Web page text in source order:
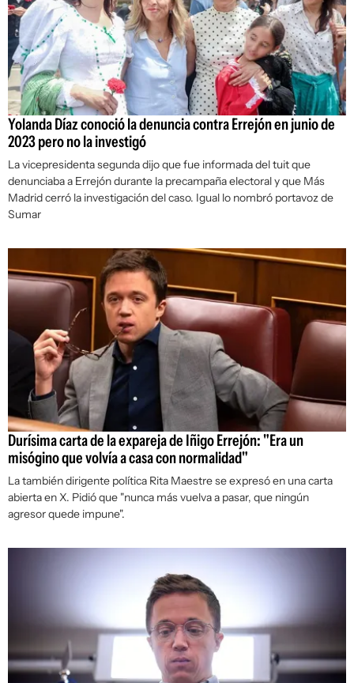
Yolanda Díaz conoció la denuncia contra Errejón en junio de
2023 pero no la investigó
La vicepresidenta segunda dijo que fue informada del tuit que
denunciaba a Errejón durante la precampaña electoral y que Más
Madrid cerró la investigación del caso. Igual lo nombró portavoz de
Sumar
Durísima carta de la expareja de Iñigo Errejón: "Era un
misógino que volvía a casa con normalidad"
La también dirigente política Rita Maestre se expresó en una carta
abierta en X. Pidió que "nunca más vuelva a pasar, que ningún
agresor quede impune".